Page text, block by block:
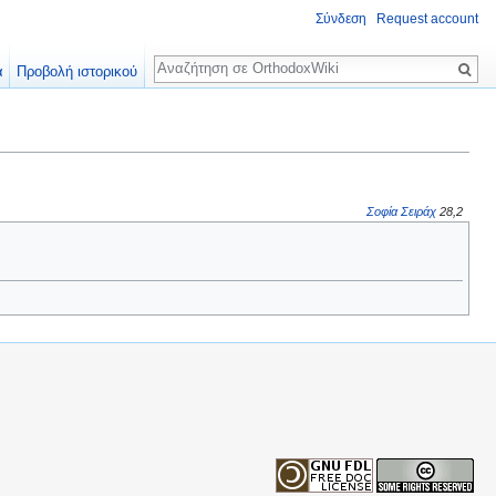
Σοφία Σειράχ 28,2
Σύνδεση Request account
Προβολή ιστορικού
Αναζήτηση